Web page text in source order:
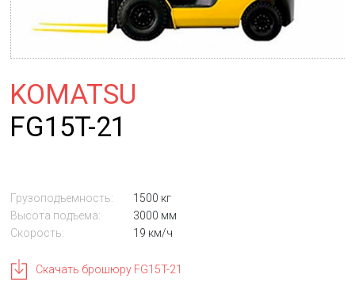
KOMATSU
FG15T-21
Грузоподъемность:
1500 кг
Высота подъема:
3000 мм
Скорость:
19 км/ч
Скачать брошюру FG15T-21